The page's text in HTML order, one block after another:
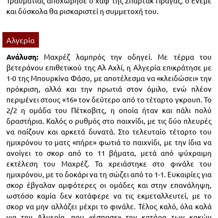
και δύσκολα θα ρισκαριστεί η συμμετοχή του.
Αλγερία
Ανάλυση: Μαχρέζ λαμπρός την οδηγεί. Με τέρμα του
βετεράνου επιθετικού της Αλ Αχλί, η Αλγερία επικράτησε με
1-0 της Μπουρκίνα Φάσο, με αποτέλεσμα να «κλειδώσει» την
πρόκριση, αλλά και την πρωτιά στον όμιλο, ενώ πλέον
περιμένει στους «16» τον δεύτερο από το τέταρτο γκρουπ. Το
2/2 η ομάδα του Πέτκοβιτς, η οποία ήταν και πάλι πολύ
δραστήρια. Καλός ο ρυθμός στο παιχνίδι, με τις δύο πλευρές
να παίζουν και αρκετά δυνατά. Στο τελευταίο τέταρτο του
ημιχρόνου το ματς «πήρε» φωτιά το παιχνίδι, με την ίδια να
ανοίγει το σκορ από το 11 βήματα, μετά από ψύχραιμη
εκτέλεση του Μαχρέζ. Τα χρειάστηκε στο φινάλε του
ημιχρόνου, με το δοκάρι να τη σώζει από το 1-1. Ευκαιρίες για
σκορ έβγαλαν αμφότερες οι ομάδες και στην επανάληψη,
ωστόσο καμία δεν κατάφερε να τις εκμεταλλευτεί, με το
σκορ να μην αλλάζει μέχρι το φινάλε. Τέλος καλό, όλα καλά